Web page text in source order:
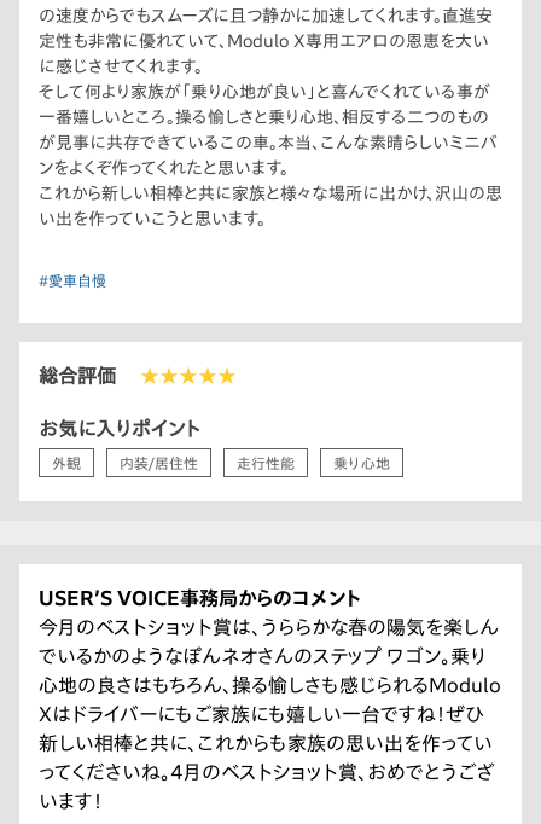
の速度からでもスムーズに且つ静かに加速してくれます。直進安
定性も非常に優れていて、Modulo X専用エアロの恩恵を大い
に感じさせてくれます。
そして何より家族が「乗り心地が良い」と喜んでくれている事が
一番嬉しいところ。操る愉しさと乗り心地、相反する二つのもの
が見事に共存できているこの車。本当、こんな素晴らしいミニバ
ンをよくぞ作ってくれたと思います。
これから新しい相棒と共に家族と様々な場所に出かけ、沢山の思
い出を作っていこうと思います。
#愛車自慢
総合評価 ★★★★★
お気に入りポイント
外観 内装/居住性 走行性能 乗り心地
USER’S VOICE事務局からのコメント
今月のベストショット賞は、うららかな春の陽気を楽しん
でいるかのようなぽんネオさんのステップ ワゴン。乗り
心地の良さはもちろん、操る愉しさも感じられるModulo
Xはドライバーにもご家族にも嬉しい一台ですね！ぜひ
新しい相棒と共に、これからも家族の思い出を作ってい
ってくださいね。4月のベストショット賞、おめでとうござ
います！